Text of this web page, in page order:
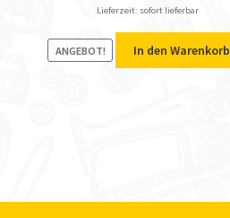
Lieferzeit: sofort lieferbar
ANGEBOT! In den Warenkorb